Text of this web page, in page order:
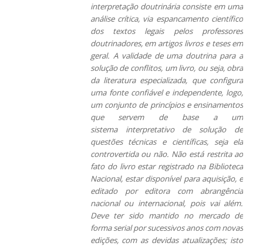
interpretação doutrinária consiste em uma
análise crítica, via espancamento científico
dos textos legais pelos professores
doutrinadores, em artigos livros e teses em
geral. A validade de uma doutrina para a
solução de conflitos, um livro, ou seja, obra
da literatura especializada, que configura
uma fonte confiável e independente, logo,
um conjunto de princípiose ensinamentos
que servem de base a um
sistema interpretativo de solução de
questões técnicas e científicas, seja ela
controvertida ou não. Não está restrita ao
fato do livro estar registrado na Biblioteca
Nacional, estar disponível para aquisição, e
editado por editora com abrangência
nacional ou internacional, pois vai além.
Deve ter sido mantido no mercado de
forma serial por sucessivos anos com novas
edições, com as devidas atualizações; isto